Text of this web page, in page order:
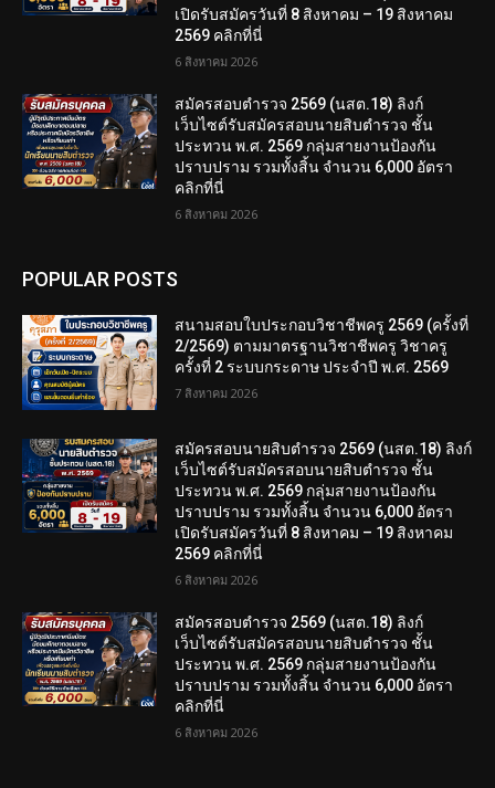
เปิดรับสมัครวันที่ 8 สิงหาคม – 19 สิงหาคม
2569 คลิกที่นี่
6 สิงหาคม 2026
สมัครสอบตํารวจ 2569 (นสต.18) ลิงก์
เว็บไซต์รับสมัครสอบนายสิบตำรวจ ชั้น
ประทวน พ.ศ. 2569 กลุ่มสายงานป้องกัน
ปราบปราม รวมทั้งสิ้น จำนวน 6,000 อัตรา
คลิกที่นี่
6 สิงหาคม 2026
POPULAR POSTS
สนามสอบใบประกอบวิชาชีพครู 2569 (ครั้งที่
2/2569) ตามมาตรฐานวิชาชีพครู วิชาครู
ครั้งที่ 2 ระบบกระดาษ ประจำปี พ.ศ. 2569
7 สิงหาคม 2026
สมัครสอบนายสิบตำรวจ 2569 (นสต.18) ลิงก์
เว็บไซต์รับสมัครสอบนายสิบตำรวจ ชั้น
ประทวน พ.ศ. 2569 กลุ่มสายงานป้องกัน
ปราบปราม รวมทั้งสิ้น จำนวน 6,000 อัตรา
เปิดรับสมัครวันที่ 8 สิงหาคม – 19 สิงหาคม
2569 คลิกที่นี่
6 สิงหาคม 2026
สมัครสอบตํารวจ 2569 (นสต.18) ลิงก์
เว็บไซต์รับสมัครสอบนายสิบตำรวจ ชั้น
ประทวน พ.ศ. 2569 กลุ่มสายงานป้องกัน
ปราบปราม รวมทั้งสิ้น จำนวน 6,000 อัตรา
คลิกที่นี่
6 สิงหาคม 2026